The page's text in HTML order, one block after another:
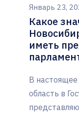
Январь 23,
Какое
иметь
В
область в